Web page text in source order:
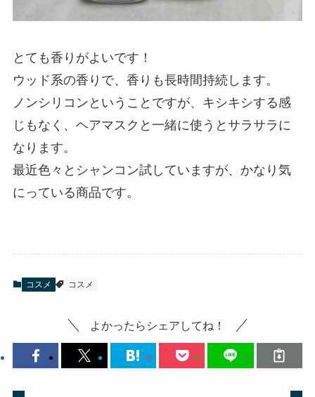
とても香りがよいです！
ウッド系の香りで、香りも長時間持続します。
ノンシリコンということですが、キシキシする感
じもなく、ヘアマスクと一緒に使うとサラサラに
なります。
最近色々とシャンコン試していますが、かなり気
にっている商品です。
コスメ コスメ
よかったらシェアしてね！